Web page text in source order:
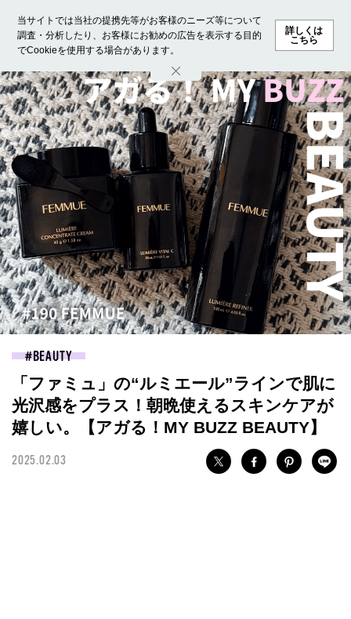
当サイトでは当社の提携先等がお客様のニーズ等について
調査・分析したり、お客様にお勧めの広告を表示する目的
でCookieを使用する場合があります。
詳しくは
こちら
ホーム モデル募集 ランキング ファッション ビューテ
BEAUTY
「ファミュ」の“ルミエール”ラインで肌に
光沢感をプラス！朝晩使えるスキンケアが
嬉しい。【アガる！MY BUZZ BEAUTY】
2025.02.03